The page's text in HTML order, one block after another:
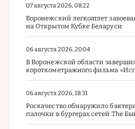
07 августа 2026, 08:22
Воронежский легкоатлет
на Открытом Кубке Беларуси
06 августа 2026, 20:04
В Воронежской области
короткометражного фильма
06 августа 2026, 18:31
Роскачество обнаружило
палочки в бургерах сетей The